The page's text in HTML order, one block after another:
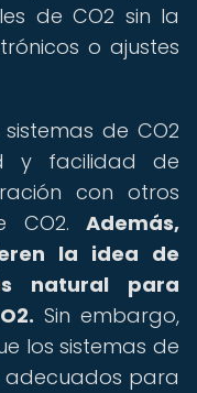
de CO2 sin la
o ajustes
de CO2
y facilidad de
con otros
CO2. Además,
la idea de
natural para
Sin embargo,
los sistemas de
adecuados para